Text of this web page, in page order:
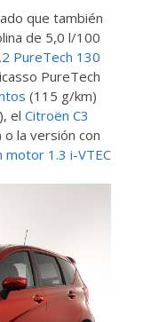
que también
de 5,0 l/100
PureTech 130
PureTech
(115 g/km)
el Citroën C3
la versión con
motor 1.3 i-VTEC